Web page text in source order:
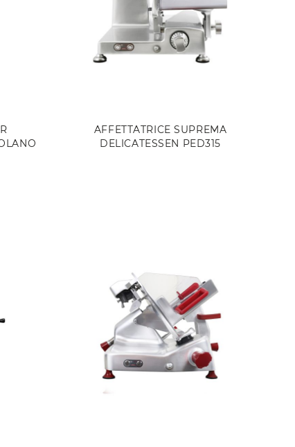
AFFETTATRICE SUPREMA
DELICATESSEN PED315